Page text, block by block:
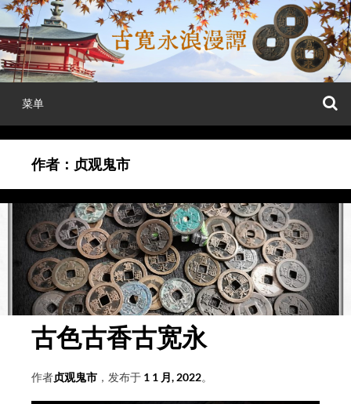
跳
至
正
文
菜单
作者： 贞观鬼市
古色古香古宽永
作者贞观鬼市 ，发布于 1 1 月, 2022。